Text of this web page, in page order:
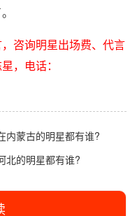
咨询明星出场费、代言
，电话：
内蒙古的明星都有谁?
北的明星都有谁?